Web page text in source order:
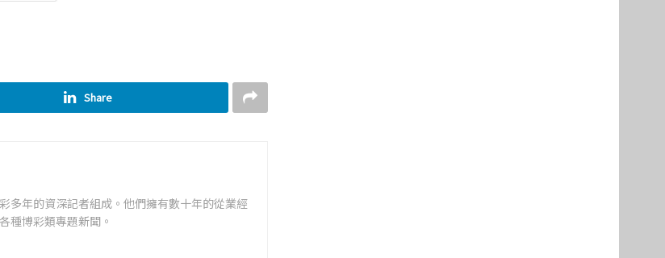
Share
多年的資深記者組成。他們擁有數十年的從業經
種博彩類專題新聞。